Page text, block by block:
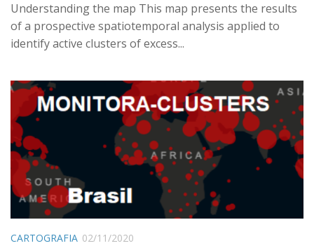
Understanding the map This map presents the results
of a prospective spatiotemporal analysis applied to
identify active clusters of excess...
CARTOGRAFIA 02/11/2020